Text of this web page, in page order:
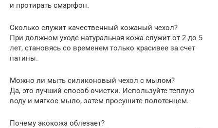
и протирать смартфон.
Сколько служит качественный кожаный чехол?
При должном уходе натуральная кожа служит от 2 до 5
лет, становясь со временем только красивее за счет
патины.
Можно ли мыть силиконовый чехол с мылом?
Да, это лучший способ очистки. Используйте теплую
воду и мягкое мыло, затем просушите полотенцем.
Почему экокожа облезает?